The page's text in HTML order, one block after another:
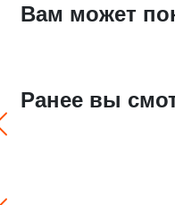
Вам может
Ранее вы